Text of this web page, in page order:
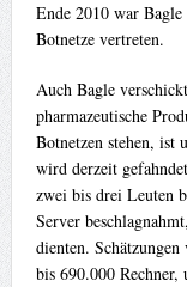
Ende 2010 war
Botnetze vertreten.
Auch Bagle
pharmazeutische
Botnetzen stehen, ist
wird derzeit
zwei bis drei Leuten
Server
dienten.
bis 690.000